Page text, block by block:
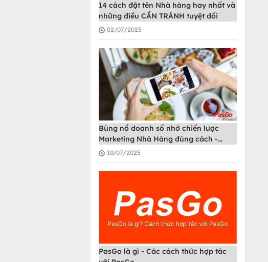
14 cách đặt tên Nhà hàng hay nhất và
những điều CẦN TRÁNH tuyệt đối
02/07/2025
Bùng nổ doanh số nhờ chiến lược
Marketing Nhà Hàng đúng cách -
PasGo
10/07/2025
PasGo là gì - Các cách thức hợp tác